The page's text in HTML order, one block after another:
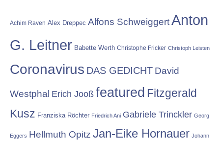
Achim Raven Alex Dreppec Alfons SchweiggertAnton
G. Leitner Babette Werth Christophe Fricker Christoph Leisten
Coronavirus DAS GEDICHT David
Westphal Erich Jooß featured Fitzgerald
Kusz Franziska Röchter Friedrich Ani Gabriele Trinckler Georg
Eggers Hellmuth Opitz Jan-Eike Hornauer Johann